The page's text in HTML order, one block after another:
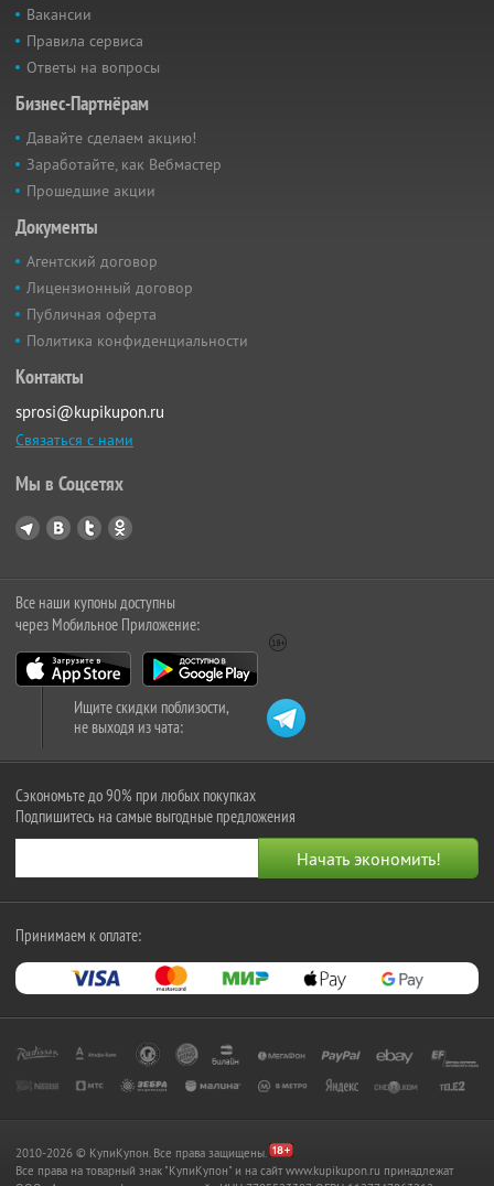
Вакансии
Правила сервиса
Ответы на вопросы
Бизнес-Партнёрам
Давайте сделаем акцию!
Заработайте, как Вебмастер
Прошедшие акции
Документы
Агентский договор
Лицензионный договор
Публичная оферта
Политика конфиденциальности
Контакты
sprosi@kupikupon.ru
Связаться с нами
Мы в Соцсетях
Все наши купоны доступны
через Мобильное Приложение:
Ищите скидки поблизости,
не выходя из чата:
Сэкономьте до 90% при любых покупках
Подпишитесь на самые выгодные предложения
Принимаем к оплате:
2010-2026 © КупиКупон. Все права защищены.
Все права на товарный знак "КупиКупон" и на сайт www.kupikupon.ru принадлежат